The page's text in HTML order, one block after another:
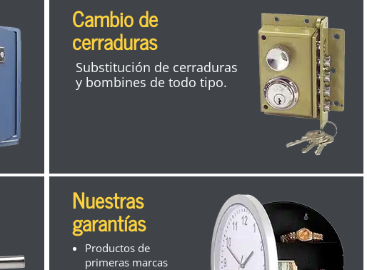
Cambio de
cerraduras
Substitución de cerraduras
y bombines de todo tipo.
Nuestras
garantías
Productos de
primeras marcas